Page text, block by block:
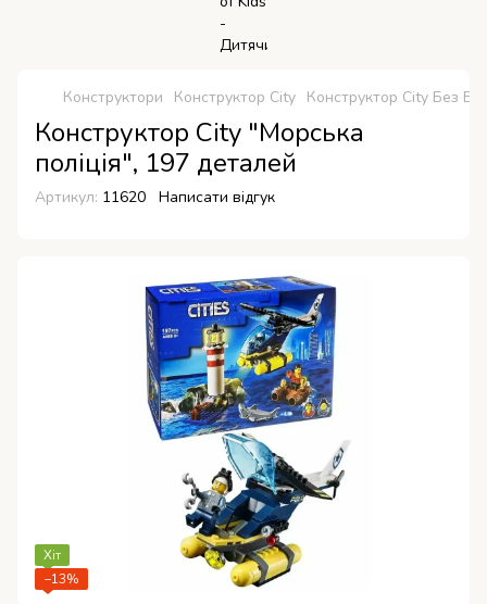
Конструктори Конструктор City Конструктор City Без
Конструктор City "Морська
поліція", 197 деталей
Артикул: 11620 Написати відгук
Хіт
−13%